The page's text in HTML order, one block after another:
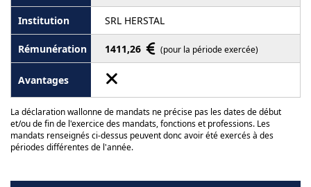
SRL HERSTAL
1411,26 (pour la période exercée)
La déclaration wallonne de mandats ne précise pas les dates de début
et/ou de fin de l'exercice des mandats, fonctions et professions. Les
mandats renseignés ci-dessus peuvent donc avoir été exercés à des
périodes différentes de l'année.